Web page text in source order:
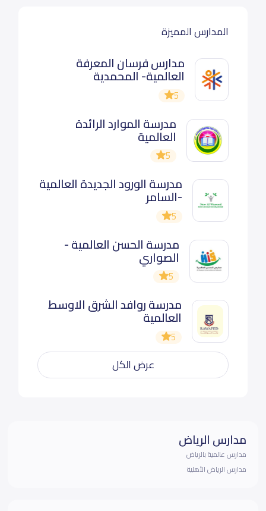
المدارس المميزة
مدارس فرسان المعرفة
العالمية- المحمدية
5
مدرسة الموارد الرائدة
العالمية
5
مدرسة الورود الجديدة العالمية
-السامر
5
مدرسة الحسن العالمية -
الصواري
5
مدرسة روافد الشرق الاوسط
العالمية
5
عرض الكل
مدارس الرياض
مدارس عالمية بالرياض
مدارس الرياض الأهلية